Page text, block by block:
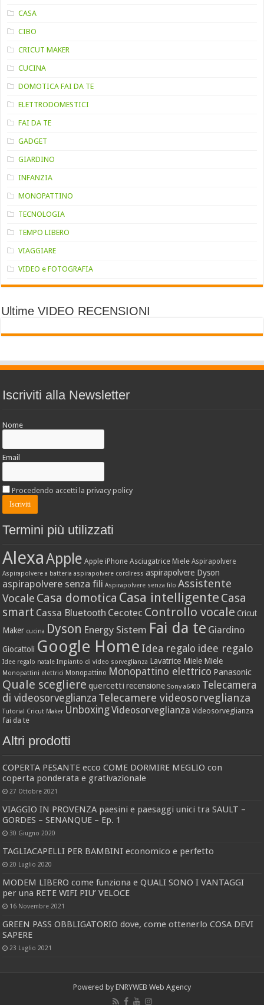
CASA
CIBO
CRICUT MAKER
CUCINA
DOMOTICA FAI DA TE
ELETTRODOMESTICI
FAI DA TE
GADGET
GIARDINO
INFANZIA
MONOPATTINO
TECNOLOGIA
TEMPO LIBERO
VIAGGIARE
VIDEO e FOTOGRAFIA
Ultime VIDEO RECENSIONI
Iscriviti alla Newsletter
Nome
Email
Procedendo accetti la privacy policy
Termini più utilizzati
AlexaApple Apple iPhone Asciugatrice Miele Aspirapolvere
Aspirapolvere a batteria aspirapolvere cordlress aspirapolvere Dyson
aspirapolvere senza fili Aspirapolvere senza filo Assistente
Vocale Casa domotica Casa intelligente Casa
smart Cassa Bluetooth Cecotec Controllo vocale Cricut
Maker cucina Dyson Energy Sistem Fai da te Giardino
Giocattoli Google Home Idea regalo idee regalo
Idee regalo natale Impianto di video sorveglianza Lavatrice Miele Miele
Monopattini elettrici Monopattino Monopattino elettrico Panasonic
Quale scegliere quercetti recensione Sony a6400 Telecamera
di videosorveglianza Telecamere videosorveglianza
Tutorial Cricut Maker UnboxingVideosorveglianza Videosorveglianza
fai da te
Altri prodotti
COPERTA PESANTE ecco COME DORMIRE MEGLIO con
coperta ponderata e grativazionale
27 Ottobre 2021
VIAGGIO IN PROVENZA paesini e paesaggi unici tra SAULT –
GORDES – SENANQUE – Ep. 1
30 Giugno 2020
TAGLIACAPELLI PER BAMBINI economico e perfetto
20 Luglio 2020
MODEM LIBERO come funziona e QUALI SONO I VANTAGGI
per una RETE WIFI PIU’ VELOCE
16 Novembre 2021
GREEN PASS OBBLIGATORIO dove, come ottenerlo COSA DEVI
SAPERE
23 Luglio 2021
Powered by ENRYWEB Web Agency